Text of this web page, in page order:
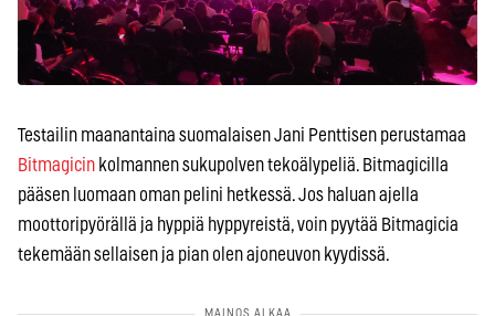
Testailin maanantaina suomalaisen Jani Penttisen perustamaa
Bitmagicin kolmannen sukupolven tekoälypeliä. Bitmagicilla
pääsen luomaan oman pelini hetkessä. Jos haluan ajella
moottoripyörällä ja hyppiä hyppyreistä, voin pyytää Bitmagicia
tekemään sellaisen ja pian olen ajoneuvon kyydissä.